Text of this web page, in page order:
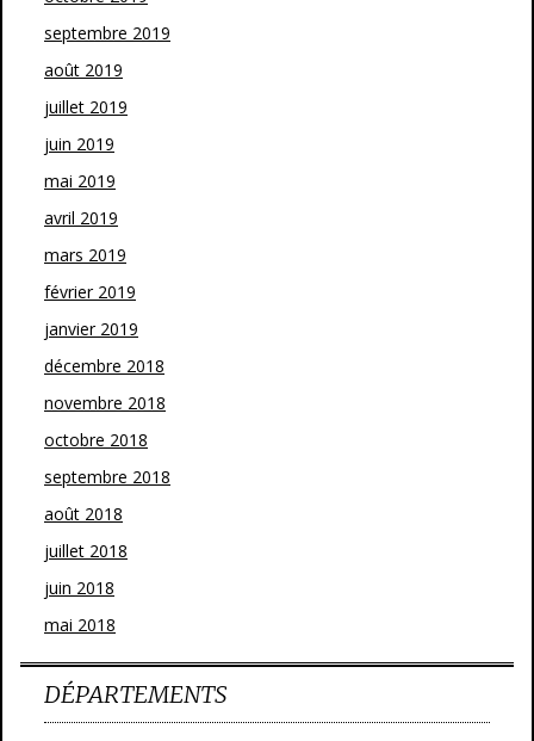
septembre 2019
août 2019
juillet 2019
juin 2019
mai 2019
avril 2019
mars 2019
février 2019
janvier 2019
décembre 2018
novembre 2018
octobre 2018
septembre 2018
août 2018
juillet 2018
juin 2018
mai 2018
DÉPARTEMENTS